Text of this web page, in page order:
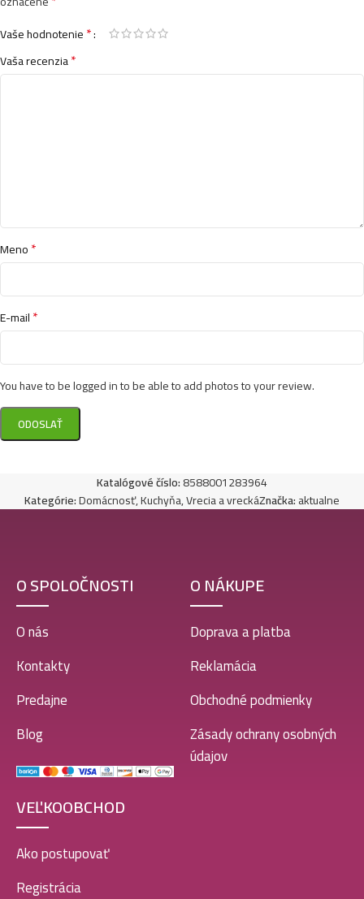
Vaše hodnotenie*
Vaša recenzia*
Meno*
E-mail*
You have to be logged in to be able to add photos to your review.
Katalógové číslo:8588001283964
Kategórie:Domácnosť,Kuchyňa,Vrecia a vreckáZnačka:aktualne
O SPOLOČNOSTI
O nás
Kontakty
Predajne
Blog
O NÁKUPE
Doprava a platba
Reklamácia
Obchodné podmienky
Zásady ochrany osobných
údajov
VEĽKOOBCHOD
Ako postupovať
Registrácia